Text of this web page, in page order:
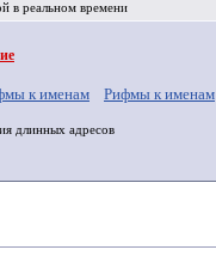
в реальном времени
к именам Рифмы к именам
длинных адресов